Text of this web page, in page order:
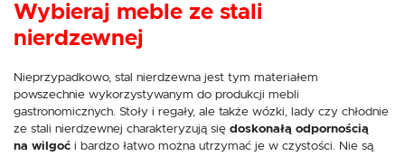
Wybieraj meble ze stali
nierdzewnej
Nieprzypadkowo, stal nierdzewna jest tym materiałem
powszechnie wykorzystywanym do produkcji mebli
gastronomicznych. Stoły i regały, ale także wózki, lady czy chłodnie
ze stali nierdzewnej charakteryzują się doskonałą odpornością
na wilgoć i bardzo łatwo można utrzymać je w czystości. Nie są